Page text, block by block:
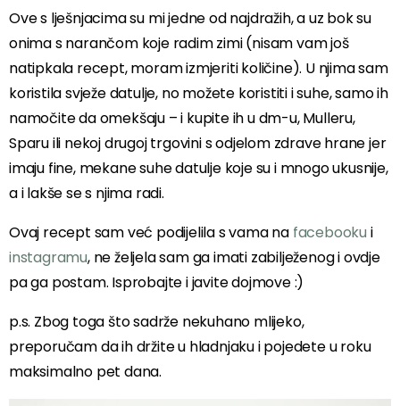
Ove s lješnjacima su mi jedne od najdražih, a uz bok su
onima s narančom koje radim zimi (nisam vam još
natipkala recept, moram izmjeriti količine). U njima sam
koristila svježe datulje, no možete koristiti i suhe, samo ih
namočite da omekšaju – i kupite ih u dm-u, Mulleru,
Sparu ili nekoj drugoj trgovini s odjelom zdrave hrane jer
imaju fine, mekane suhe datulje koje su i mnogo ukusnije,
a i lakše se s njima radi.
Ovaj recept sam već podijelila s vama na facebooku i
instagramu, ne željela sam ga imati zabilježenog i ovdje
pa ga postam. Isprobajte i javite dojmove :)
p.s. Zbog toga što sadrže nekuhano mlijeko,
preporučam da ih držite u hladnjaku i pojedete u roku
maksimalno pet dana.